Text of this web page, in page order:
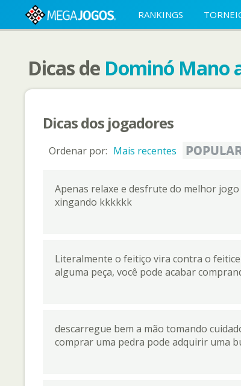
RANKINGS
Dicas de Dominó Mano
Dicas dos jogadores
Ordenar por: Mais recentes
Apenas relaxe e desfrute do melhor
xingando kkkkkk
Literalmente o feitiço vira contra o
alguma peça, você pode acabar
descarregue bem a mão tomando
comprar uma pedra pode adquirir uma